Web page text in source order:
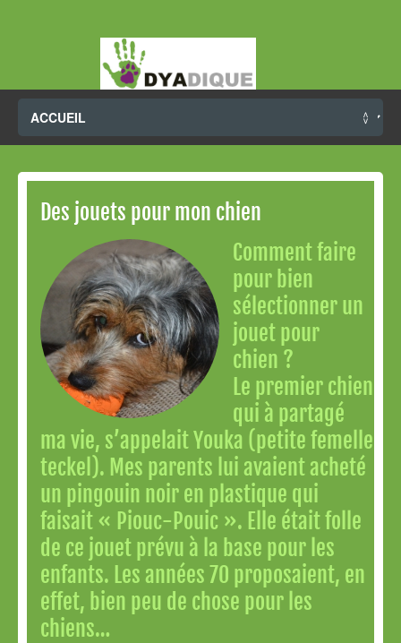
Des jouets pour mon chien
Comment faire
pour bien
sélectionner un
jouet pour
chien ?
Le premier chien
qui à partagé
ma vie, s’appelait Youka (petite femelle
teckel). Mes parents lui avaient acheté
un pingouin noir en plastique qui
faisait « Piouc-Pouic ». Elle était folle
de ce jouet prévu à la base pour les
enfants. Les années 70 proposaient, en
effet, bien peu de chose pour les
chiens…